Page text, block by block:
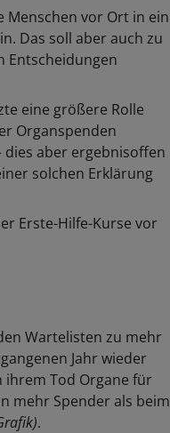
Menschen vor Ort in ein
Das soll aber auch zu
Entscheidungen
eine größere Rolle
Organspenden
aber ergebnisoffen
solchen Erklärung
Erste-Hilfe-Kurse vor
Wartelisten zu mehr
Jahr wieder
ihrem Tod Organe für
mehr Spender als beim
.